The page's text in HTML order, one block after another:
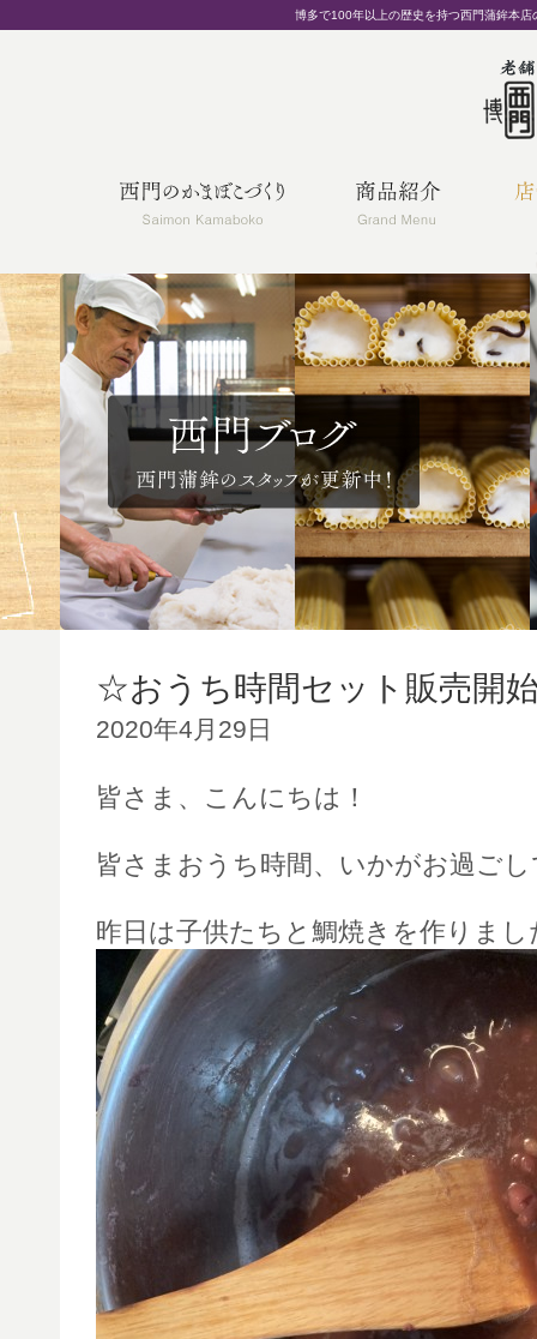
博多で100年以上の歴史を持つ西門蒲鉾本
☆おうち時間セット販売開
2020年4月29日
皆さま、こんにちは！
皆さまおうち時間、いかがお過ご
昨日は子供たちと鯛焼きを作りま